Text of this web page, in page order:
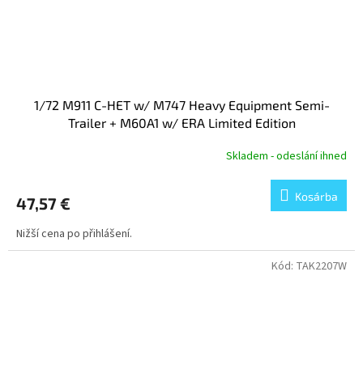
1/72 M911 C-HET w/ M747 Heavy Equipment Semi-
Trailer + M60A1 w/ ERA Limited Edition
Skladem - odeslání ihned
47,57 € Kosárba
Nižší cena po přihlášení.
Kód: TAK2207W